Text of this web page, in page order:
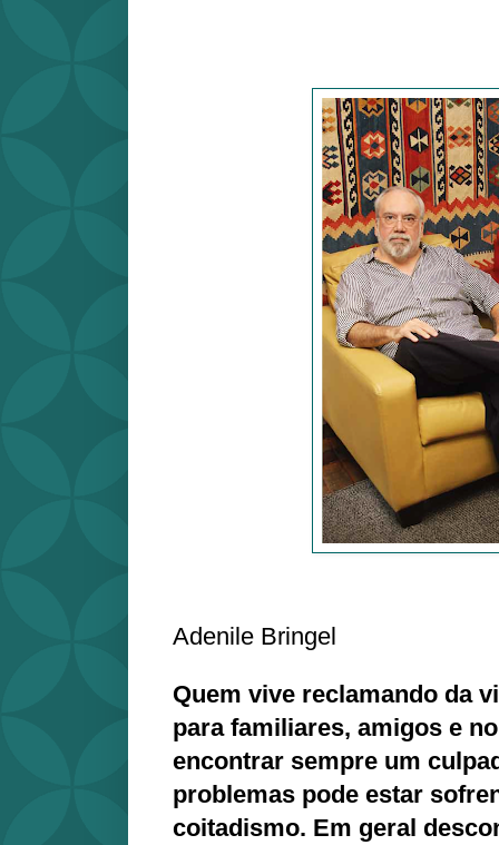
Adenile Bringel
Quem vive reclamando da
para familiares, amigos e
encontrar sempre um
problemas pode estar
coitadismo. Em geral